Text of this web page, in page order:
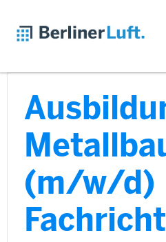
(m/w/d)